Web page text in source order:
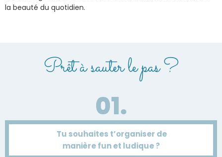
la beauté du quotidien.
Prêt à sauter le pas ?
01.
Tu souhaites t’organiser de
manière fun et ludique ?